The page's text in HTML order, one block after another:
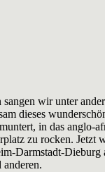
wir unter
dieses
in das anglo-
zu rocken. Jetzt
Darmstadt-